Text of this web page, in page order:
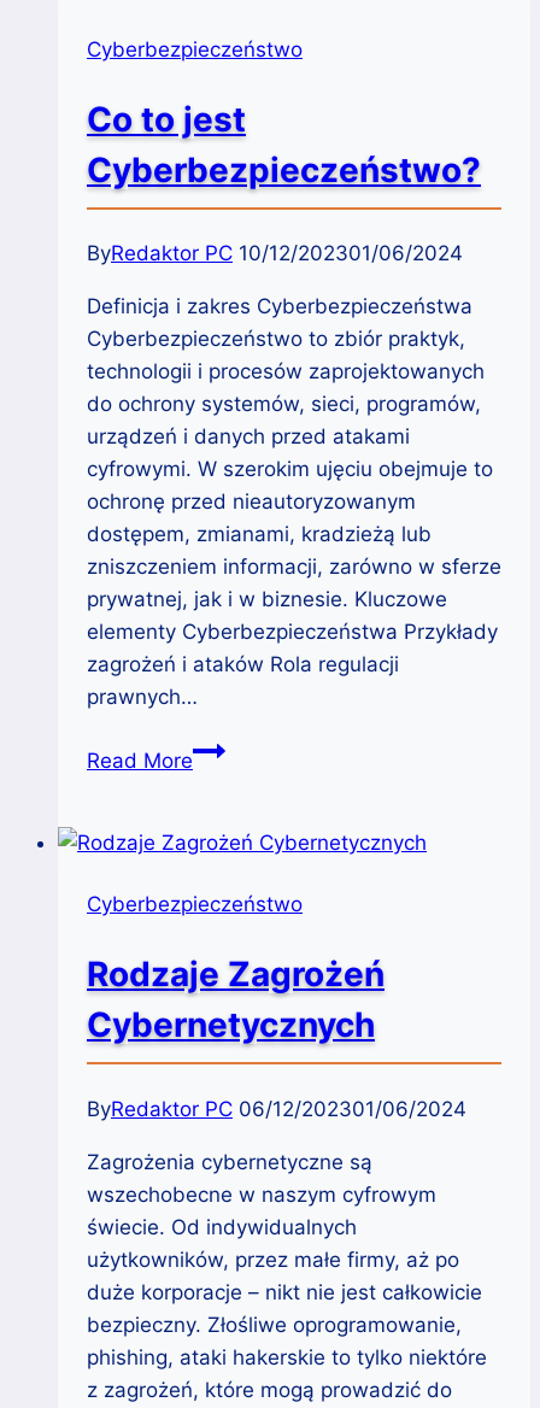
Cyberbezpieczeństwo
Co to jest
Cyberbezpieczeństwo?
ByRedaktor PC 10/12/202301/06/2024
Definicja i zakres Cyberbezpieczeństwa
Cyberbezpieczeństwo to zbiór praktyk,
technologii i procesów zaprojektowanych
do ochrony systemów, sieci, programów,
urządzeń i danych przed atakami
cyfrowymi. W szerokim ujęciu obejmuje to
ochronę przed nieautoryzowanym
dostępem, zmianami, kradzieżą lub
zniszczeniem informacji, zarówno w sferze
prywatnej, jak i w biznesie. Kluczowe
elementy Cyberbezpieczeństwa Przykłady
zagrożeń i ataków Rola regulacji
prawnych…
Read MoreCo
Cyberbezpieczeństwo?
Cyberbezpieczeństwo
Rodzaje Zagrożeń
Cybernetycznych
ByRedaktor PC 06/12/202301/06/2024
Zagrożenia cybernetyczne są
wszechobecne w naszym cyfrowym
świecie. Od indywidualnych
użytkowników, przez małe firmy, aż po
duże korporacje – nikt nie jest całkowicie
bezpieczny. Złośliwe oprogramowanie,
phishing, ataki hakerskie to tylko niektóre
z zagrożeń, które mogą prowadzić do